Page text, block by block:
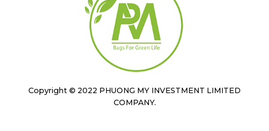
Copyright © 2022 PHUONG MY INVESTMENT LIMITED
COMPANY.